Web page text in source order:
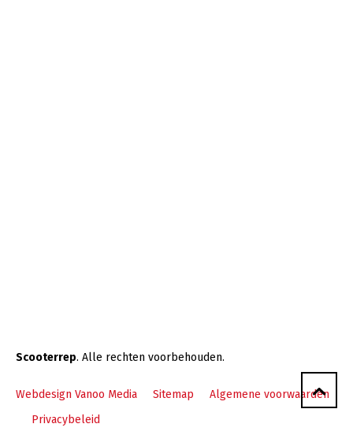
Scooterrep. Alle rechten voorbehouden.
Webdesign Vanoo Media Sitemap
Algemene voorwaarden
Privacybeleid